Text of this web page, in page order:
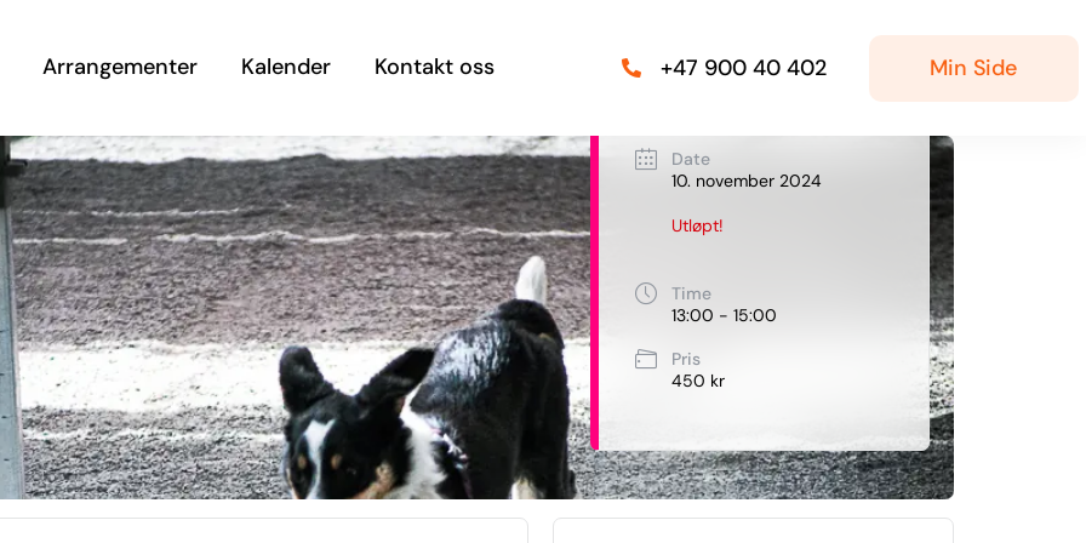
Arrangementer Kalender Kontakt oss +47 900 40 402 Min Side
Date
10. november 2024
Utløpt!
Time
13:00 - 15:00
Pris
450 kr